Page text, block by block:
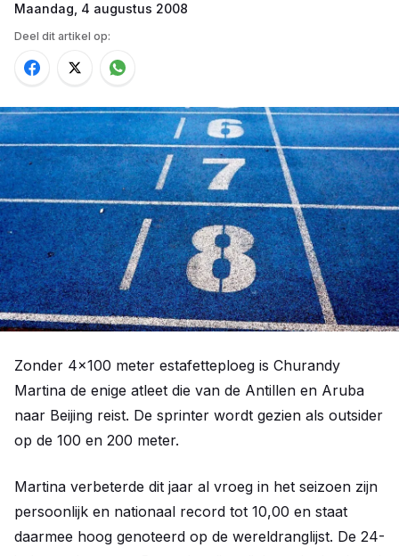
Maandag, 4 augustus 2008
Deel dit artikel op:
Zonder 4x100 meter estafetteploeg is Churandy
Martina de enige atleet die van de Antillen en Aruba
naar Beijing reist. De sprinter wordt gezien als outsider
op de 100 en 200 meter.
Martina verbeterde dit jaar al vroeg in het seizoen zijn
persoonlijk en nationaal record tot 10,00 en staat
daarmee hoog genoteerd op de wereldranglijst. De 24-